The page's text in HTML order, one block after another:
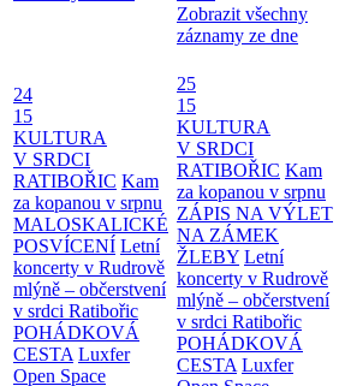
Zobrazit všechny
záznamy ze dne
24
15
KULTURA
V SRDCI
RATIBOŘIC Kam
za kopanou v srpnu
MALOSKALICKÉ
POSVÍCENÍ Letní
koncerty v Rudrově
mlýně – občerstvení
v srdci Ratibořic
POHÁDKOVÁ
CESTA Luxfer
Open Space
25
15
KULTURA
V SRDCI
RATIBOŘIC Kam
za kopanou v srpnu
ZÁPIS NA VÝLET
NA ZÁMEK
ŽLEBY Letní
koncerty v Rudrově
mlýně – občerstvení
v srdci Ratibořic
POHÁDKOVÁ
CESTA Luxfer